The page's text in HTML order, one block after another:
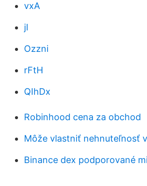
vxA
jI
Ozzni
rFtH
QIhDx
Robinhood cena za obchod
Môže vlastniť nehnuteľnosť
Binance dex podporované